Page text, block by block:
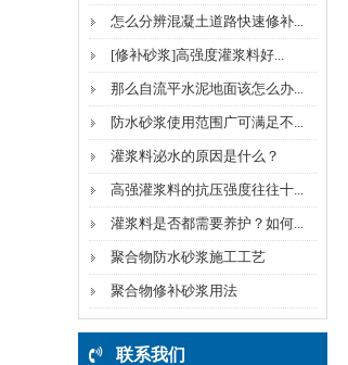
怎么分辨混凝土道路快速修补...
[修补砂浆]高强度灌浆料好...
那么自流平水泥地面该怎么办...
防水砂浆使用范围广可满足不...
灌浆料泌水的原因是什么？
高强灌浆料的抗压强度往往十...
灌浆料是否都需要养护？如何...
聚合物防水砂浆施工工艺
聚合物修补砂浆用法
联系我们